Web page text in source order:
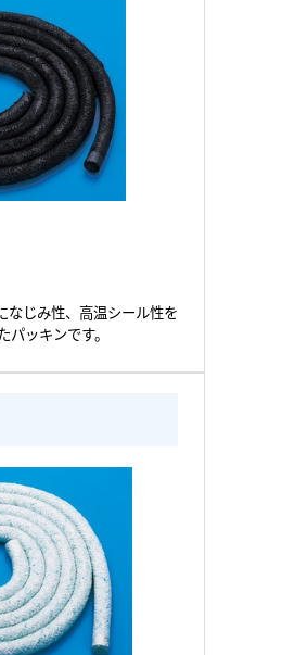
なじみ性、高温シール性を
パッキンです。